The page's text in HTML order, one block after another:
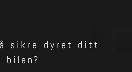
sikre dyret ditt
bilen?